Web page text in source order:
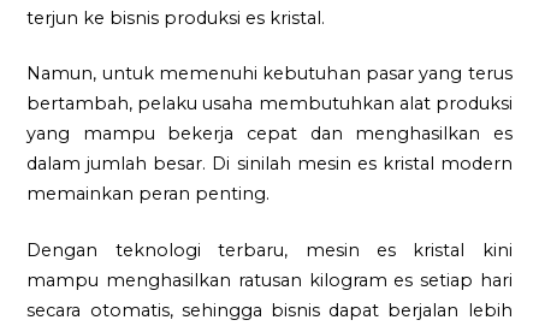
terjun ke bisnis produksi es kristal.
Namun, untuk memenuhi kebutuhan pasar yang terus
bertambah, pelaku usaha membutuhkan alat produksi
yang mampu bekerja cepat dan menghasilkan es
dalam jumlah besar. Di sinilah mesin es kristal modern
memainkan peran penting.
Dengan teknologi terbaru, mesin es kristal kini
mampu menghasilkan ratusan kilogram es setiap hari
secara otomatis, sehingga bisnis dapat berjalan lebih